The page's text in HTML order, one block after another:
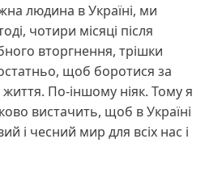
людина в Україні, ми
чотири місяці після
вторгнення, трішки
щоб боротися за
життя. По-іншому ніяк. Тому я
вистачить, щоб в Україні
і чесний мир для всіх нас і